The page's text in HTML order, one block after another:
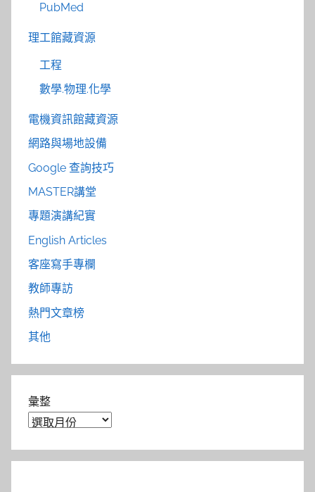
PubMed
理工館藏資源
工程
數學.物理.化學
電機資訊館藏資源
網路與場地設備
Google 查詢技巧
MASTER講堂
專題演講紀實
English Articles
客座寫手專欄
教師專訪
熱門文章榜
其他
彙整